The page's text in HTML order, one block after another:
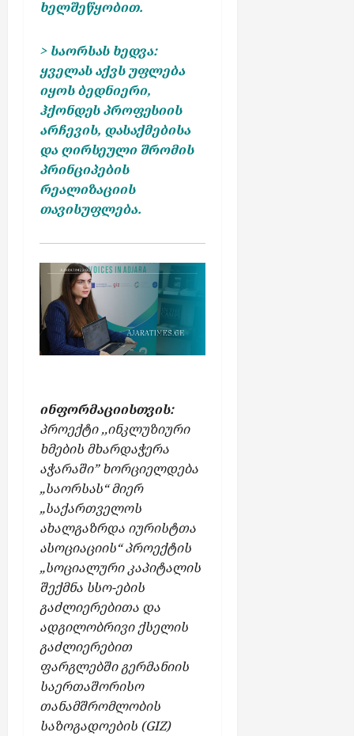
ხელშეწყობით.
> საორსას ხედვა:
ყველას აქვს უფლება
იყოს ბედნიერი,
ჰქონდეს პროფესიის
არჩევის, დასაქმებისა
და ღირსეული შრომის
პრინციპების
რეალიზაციის
თავისუფლება.
ინფორმაციისთვის:
პროექტი ,,ინკლუზიური
ხმების მხარდაჭერა
აჭარაში” ხორციელდება
„საორსას“ მიერ
„საქართველოს
ახალგაზრდა იურისტთა
ასოციაციის“ პროექტის
„სოციალური კაპიტალის
შექმნა სსო-ების
გაძლიერებითა და
ადგილობრივი ქსელის
გაძლიერებით
ფარგლებში გერმანიის
საერთაშორისო
თანამშრომლობის
საზოგადოების (GIZ)